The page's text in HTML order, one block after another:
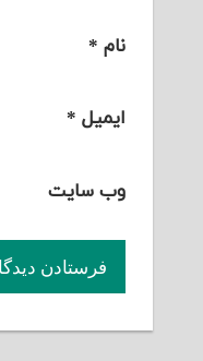
نام *
ایمیل *
وب‌ سایت